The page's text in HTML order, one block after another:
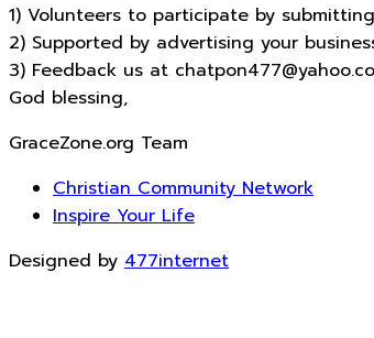
1) Volunteers to participate by
2) Supported by advertising your
3) Feedback us at
God blessing,
GraceZone.org Team
Christian Community Network
Inspire Your Life
Designed by 477internet